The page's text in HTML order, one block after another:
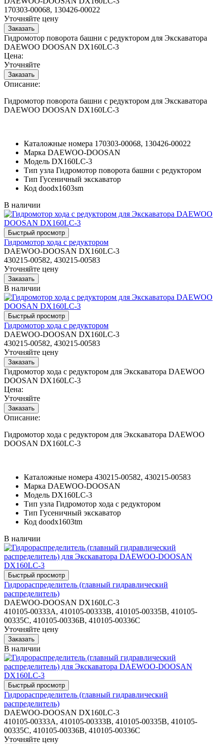
170303-00068, 130426-00022
Уточняйте цену
Гидромотор поворота башни с редуктором для Экскаватора
DAEWOO DOOSAN DX160LC-3
Цена:
Уточняйте
Описание:
Гидромотор поворота башни с редуктором для Экскаватора
DAEWOO DOOSAN DX160LC-3
Каталожные номера 170303-00068, 130426-00022
Марка DAEWOO-DOOSAN
Модель DX160LC-3
Тип узла Гидромотор поворота башни с редуктором
Тип Гусеничный экскаватор
Код doodx1603sm
В наличии
Гидромотор хода с редуктором
DAEWOO-DOOSAN DX160LC-3
430215-00582, 430215-00583
Уточняйте цену
В наличии
Гидромотор хода с редуктором
DAEWOO-DOOSAN DX160LC-3
430215-00582, 430215-00583
Уточняйте цену
Гидромотор хода с редуктором для Экскаватора DAEWOO
DOOSAN DX160LC-3
Цена:
Уточняйте
Описание:
Гидромотор хода с редуктором для Экскаватора DAEWOO
DOOSAN DX160LC-3
Каталожные номера 430215-00582, 430215-00583
Марка DAEWOO-DOOSAN
Модель DX160LC-3
Тип узла Гидромотор хода с редуктором
Тип Гусеничный экскаватор
Код doodx1603tm
В наличии
Гидрораспределитель (главный гидравлический
распределитель)
DAEWOO-DOOSAN DX160LC-3
410105-00333A, 410105-00333B, 410105-00335B, 410105-
00335C, 410105-00336B, 410105-00336C
Уточняйте цену
В наличии
Гидрораспределитель (главный гидравлический
распределитель)
DAEWOO-DOOSAN DX160LC-3
410105-00333A, 410105-00333B, 410105-00335B, 410105-
00335C, 410105-00336B, 410105-00336C
Уточняйте цену